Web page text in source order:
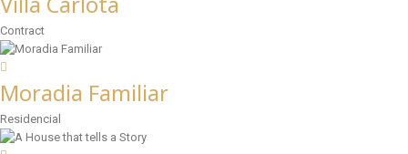
Contract
Moradia Familiar
Residencial